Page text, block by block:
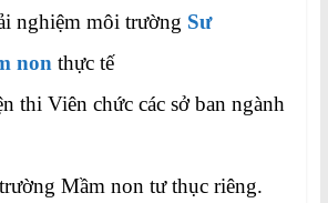
nghiệm môi trường Sư
nonthực tế
thi Viên chức các sở ban ngành
Mầm non tư thục riêng.